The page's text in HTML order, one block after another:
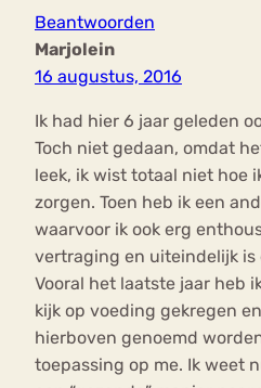
Beantwoorden
Marjolein
16 augustus, 2016
Ik had hier 6 jaar geleden
Toch niet gedaan, omdat
leek, ik wist totaal niet hoe
zorgen. Toen heb ik een
waarvoor ik ook erg
vertraging en uiteindelijk
Vooral het laatste jaar heb
kijk op voeding gekregen
hierboven genoemd
toepassing op me. Ik weet